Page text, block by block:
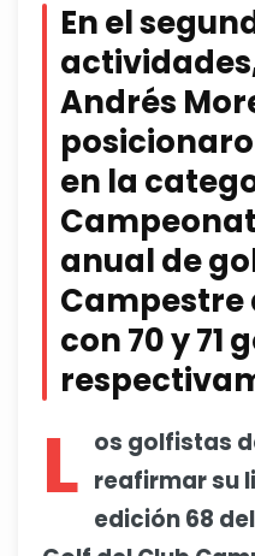
En el
Andrés
en la
anual de
Campestre
con 70 y 71
L os golfistas
reafirmar su
edición 68